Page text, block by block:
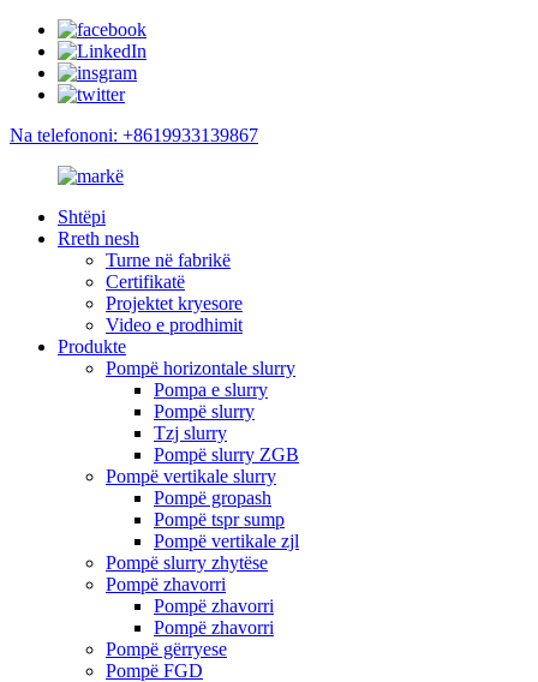
Na telefononi: +8619933139867
Shtëpi
Rreth nesh
Turne në fabrikë
Certifikatë
Projektet kryesore
Video e prodhimit
Produkte
Pompë horizontale slurry
Pompa e slurry
Pompë slurry
Tzj slurry
Pompë slurry ZGB
Pompë vertikale slurry
Pompë gropash
Pompë tspr sump
Pompë vertikale zjl
Pompë slurry zhytëse
Pompë zhavorri
Pompë zhavorri
Pompë zhavorri
Pompë gërryese
Pompë FGD